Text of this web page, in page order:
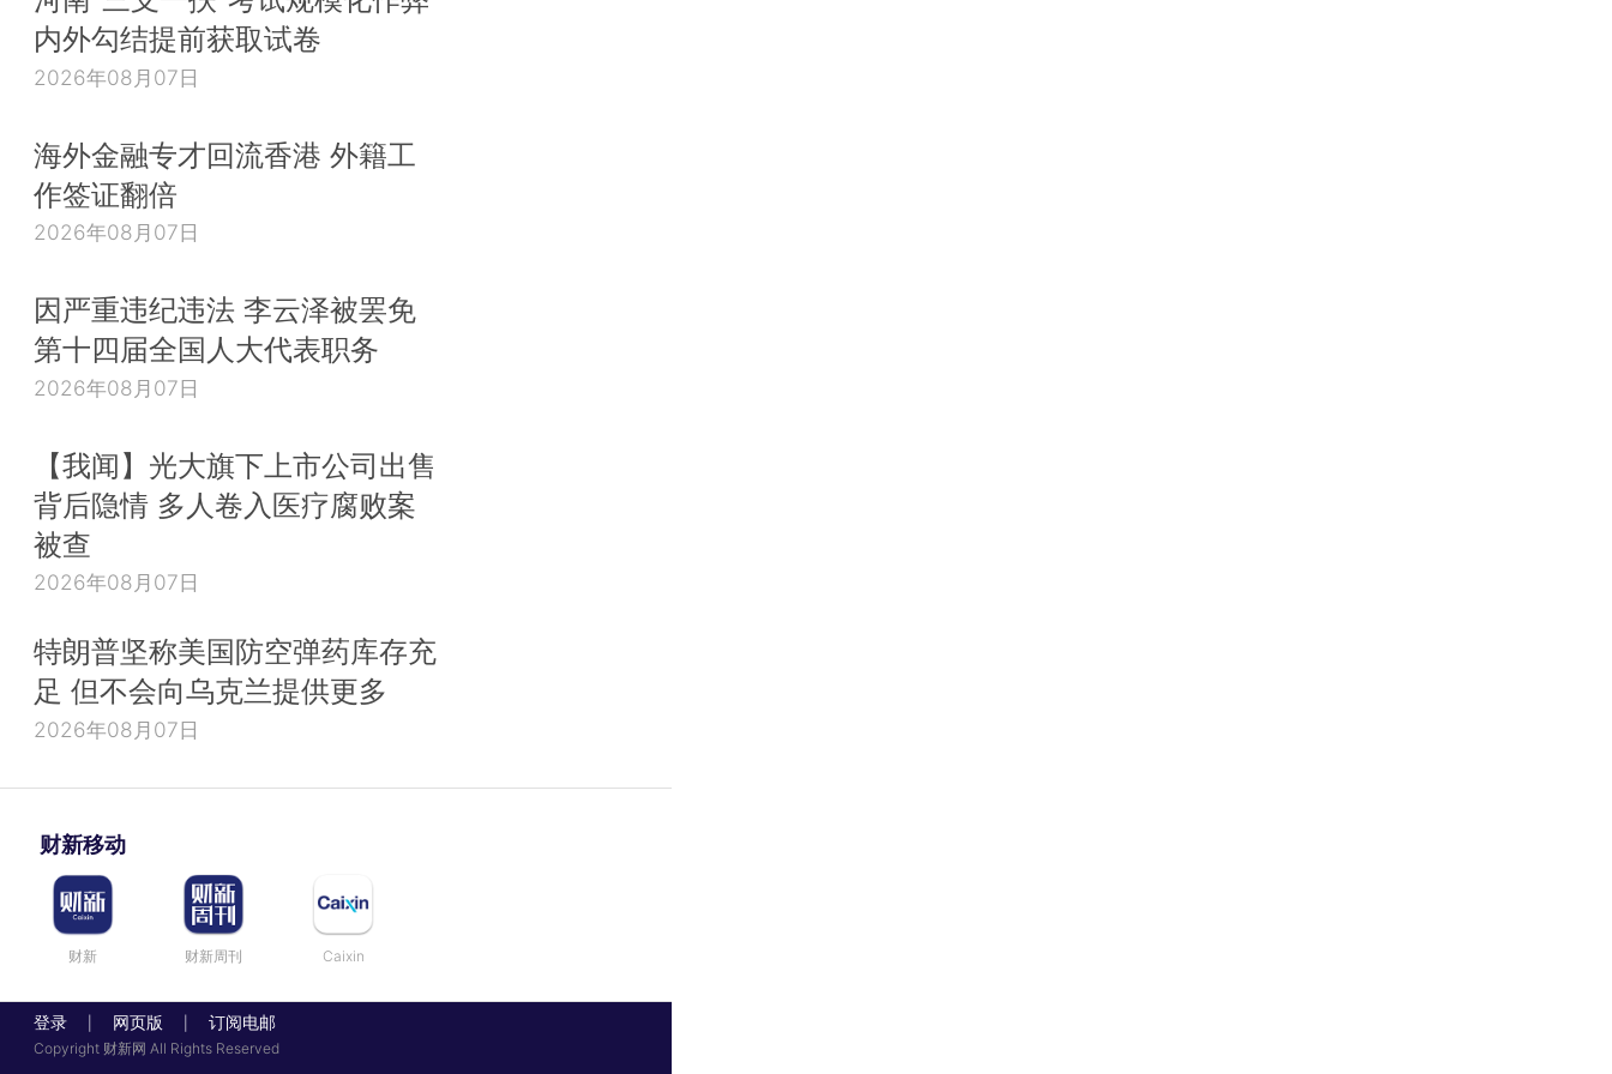
内外勾结提前获取试卷
2026年08月07日
海外金融专才回流香港 外籍工
作签证翻倍
2026年08月07日
因严重违纪违法 李云泽被罢免
第十四届全国人大代表职务
2026年08月07日
【我闻】光大旗下上市公司出售
背后隐情 多人卷入医疗腐败案
被查
2026年08月07日
特朗普坚称美国防空弹药库存充
足 但不会向乌克兰提供更多
2026年08月07日
财新移动
财新 财新周刊 Caixin
登录 网页版 订阅电邮
Copyright 财新网 All Rights Reserved